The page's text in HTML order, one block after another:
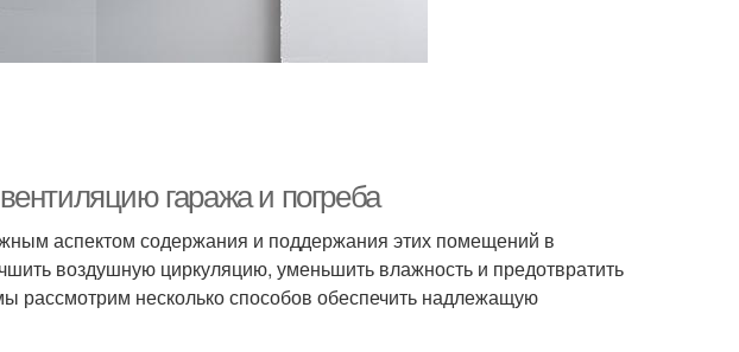
гаража и погреба
аспектом содержания и поддержания этих помещений в
воздушную циркуляцию, уменьшить влажность и предотвратить
рассмотрим несколько способов обеспечить надлежащую